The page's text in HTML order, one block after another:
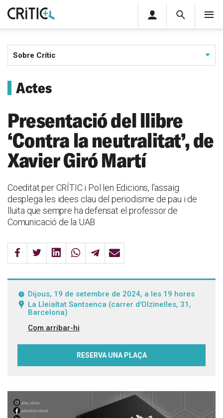
Cerca
privada
Inicia sessió
Sobre Crític
Actes
Presentació del llibre
‘Contra la neutralitat’, de
Xavier Giró Martí
Coeditat per CRÍTIC i Pol·len Edicions, l'assaig
desplega les idees clau del periodisme de pau i de
lluita que sempre ha defensat el professor de
Comunicació de la UAB
Dijous, 19 de setembre de 2024, a les 19 hores
La Lleialtat Santsenca (carrer d'Olzinelles, 31,
Barcelona)
Com arribar-hi
RESERVA UNA PLAÇA